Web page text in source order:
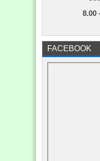
8.00
FACEBOOK